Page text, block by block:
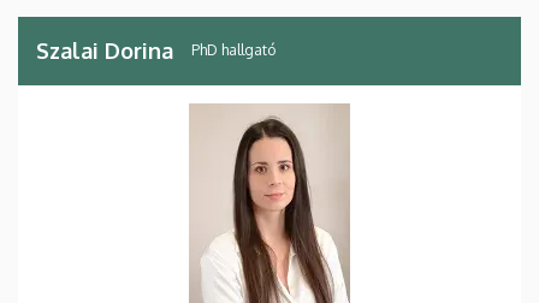
Szalai Dorina PhD hallgató